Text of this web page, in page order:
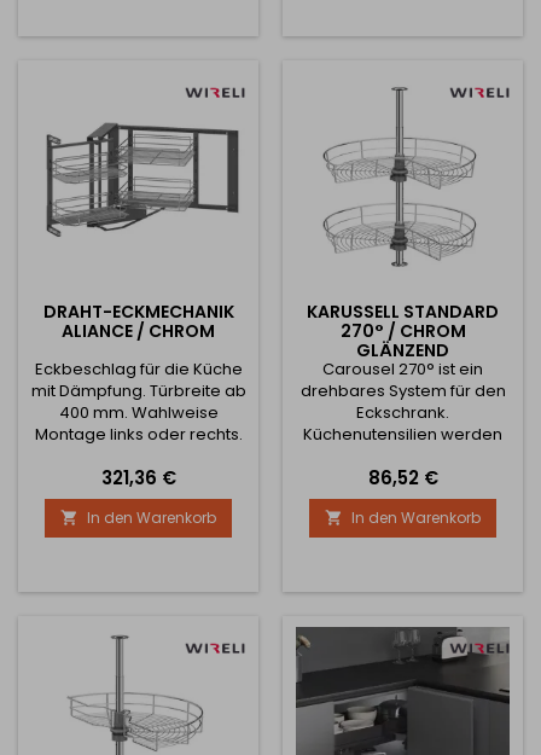
Regale heraus. Sie können
DRAHT-ECKMECHANIK
ALIANCE / CHROM
Eckbeschlag für die Küche
mit Dämpfung. Türbreite ab
400 mm. Wahlweise
Montage links oder rechts.
mm und Tiefe 535 mm.
Preis
321,36 €
 In den Warenkorb
KARUSSELL STANDARD
270° / CHROM
GLÄNZEND
Carousel 270° ist ein
drehbares System für den
Eckschrank.
Küchenutensilien werden
zugänglich sein und Sie
können eine Menge mehr
Dinge aufbewahren. Das
Paket enthält 2 drehbare
Haltestange, die an der
Schrankes befestigt wird.
Die Höhe ist von 550 bis 750
mm verstellbar.
Preis
86,52 €
 In den Warenkorb